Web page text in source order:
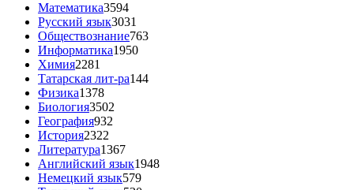
Математика3594
Русский язык3031
Обществознание763
Информатика1950
Химия2281
Татарская лит-ра144
Физика1378
Биология3502
География932
История2322
Литература1367
Английский язык1948
Немецкий язык579